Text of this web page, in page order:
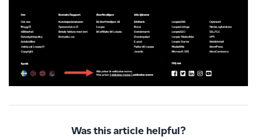
Was this article helpful?